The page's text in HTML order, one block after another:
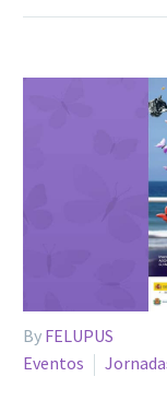
By FELUPUS
Eventos